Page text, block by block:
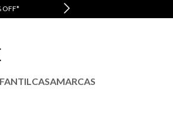
OFF*
CASAMARCAS